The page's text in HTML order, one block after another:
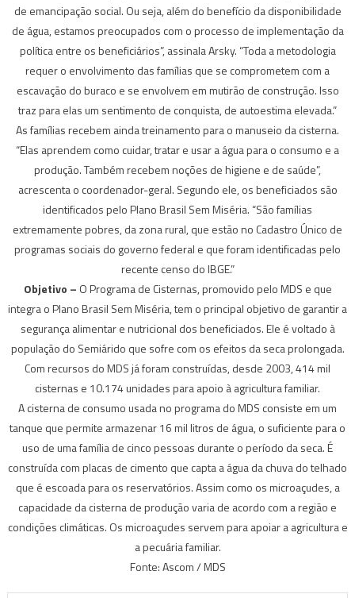
de emancipação social. Ou seja, além do benefício da disponibilidade
de água, estamos preocupados com o processo de implementação da
política entre os beneficiários”, assinala Arsky. “Toda a metodologia
requer o envolvimento das famílias que se comprometem com a
escavação do buraco e se envolvem em mutirão de construção. Isso
traz para elas um sentimento de conquista, de autoestima elevada.”
As famílias recebem ainda treinamento para o manuseio da cisterna.
“Elas aprendem como cuidar, tratar e usar a água para o consumo e a
produção. Também recebem noções de higiene e de saúde”,
acrescenta o coordenador-geral. Segundo ele, os beneficiados são
identificados pelo Plano Brasil Sem Miséria. “São famílias
extremamente pobres, da zona rural, que estão no Cadastro Único de
programas sociais do governo federal e que foram identificadas pelo
recente censo do IBGE.”
Objetivo – O Programa de Cisternas, promovido pelo MDS e que
integra o Plano Brasil Sem Miséria, tem o principal objetivo de garantir a
segurança alimentar e nutricional dos beneficiados. Ele é voltado à
população do Semiárido que sofre com os efeitos da seca prolongada.
Com recursos do MDS já foram construídas, desde 2003, 414 mil
cisternas e 10.174 unidades para apoio à agricultura familiar.
A cisterna de consumo usada no programa do MDS consiste em um
tanque que permite armazenar 16 mil litros de água, o suficiente para o
uso de uma família de cinco pessoas durante o período da seca. É
construída com placas de cimento que capta a água da chuva do telhado
que é escoada para os reservatórios. Assim como os microaçudes, a
capacidade da cisterna de produção varia de acordo com a região e
condições climáticas. Os microaçudes servem para apoiar a agricultura e
a pecuária familiar.
Fonte: Ascom / MDS